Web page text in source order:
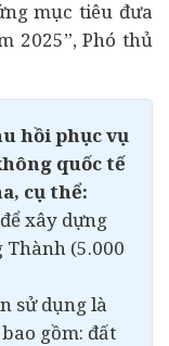
mục tiêu đưa
2025”, Phó thủ
hồi phục vụ
quốc tế
cụ thể:
xây dựng
Thành (5.000
sử dụng là
gồm: đất